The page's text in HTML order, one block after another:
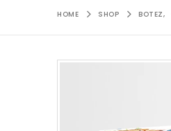
HOME SHOP BOTEZ,